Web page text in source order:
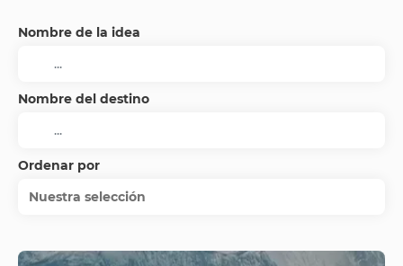
Nombre de la idea
Nombre del destino
Ordenar por
Nuestra selección